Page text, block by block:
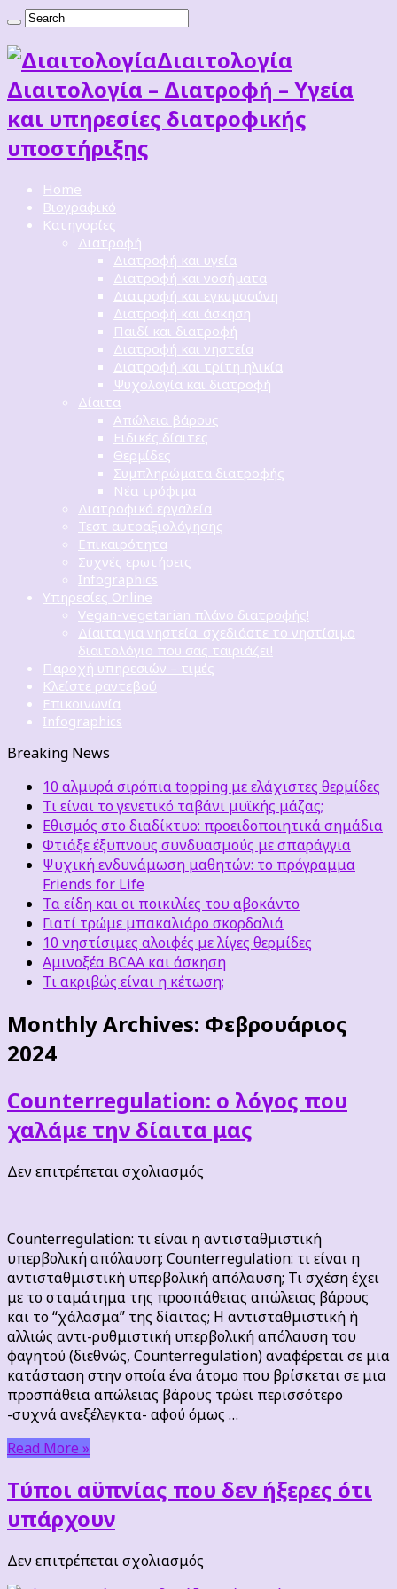
Διαιτoλογία
Διαιτολογία – Διατροφή – Υγεία
και υπηρεσίες διατροφικής
υποστήριξης
Home
Βιογραφικό
Κατηγορίες
Διατροφή
Διατροφή και υγεία
Διατροφή και νοσήματα
Διατροφή και εγκυμοσύνη
Διατροφή και άσκηση
Παιδί και διατροφή
Διατροφή και νηστεία
Διατροφή και τρίτη ηλικία
Ψυχολογία και διατροφή
Δίαιτα
Απώλεια βάρους
Ειδικές δίαιτες
Θερμίδες
Συμπληρώματα διατροφής
Νέα τρόφιμα
Διατροφικά εργαλεία
Τεστ αυτοαξιολόγησης
Επικαιρότητα
Συχνές ερωτήσεις
Infographics
Υπηρεσίες Online
Vegan-vegetarian πλάνο διατροφής!
Δίαιτα για νηστεία: σχεδιάστε το νηστίσιμο
διαιτολόγιο που σας ταιριάζει!
Παροχή υπηρεσιών – τιμές
Κλείστε ραντεβού
Επικοινωνία
Infographics
Breaking News
10 αλμυρά σιρόπια topping με ελάχιστες θερμίδες
Τι είναι το γενετικό ταβάνι μυϊκής μάζας;
Εθισμός στο διαδίκτυο: προειδοποιητικά σημάδια
Φτιάξε έξυπνους συνδυασμούς με σπαράγγια
Ψυχική ενδυνάμωση μαθητών: το πρόγραμμα
Friends for Life
Τα είδη και οι ποικιλίες του αβοκάντο
Γιατί τρώμε μπακαλιάρο σκορδαλιά
10 νηστίσιμες αλοιφές με λίγες θερμίδες
Αμινοξέα BCAA και άσκηση
Τι ακριβώς είναι η κέτωση;
Monthly Archives: Φεβρουάριος
2024
Counterregulation: ο λόγος που
χαλάμε την δίαιτα μας
Δεν επιτρέπεται σχολιασμός
που
χαλάμε
την
δίαιτα
μας
Counterregulation: τι είναι η αντισταθμιστική
υπερβολική απόλαυση; Counterregulation: τι είναι η
αντισταθμιστική υπερβολική απόλαυση; Τι σχέση έχει
με το σταμάτημα της προσπάθειας απώλειας βάρους
και το “χάλασμα” της δίαιτας; Η αντισταθμιστική ή
αλλιώς αντι-ρυθμιστική υπερβολική απόλαυση του
φαγητού (διεθνώς, Counterregulation) αναφέρεται σε μια
κατάσταση στην οποία ένα άτομο που βρίσκεται σε μια
προσπάθεια απώλειας βάρους τρώει περισσότερο
-συχνά ανεξέλεγκτα- αφού όμως …
Read More »
Τύποι αϋπνίας που δεν ήξερες ότι
υπάρχουν
Δεν επιτρέπεται σχολιασμός